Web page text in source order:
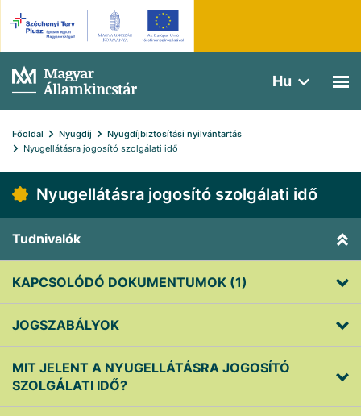
Hu
Főoldal Nyugdíj
Nyugdíjbiztosítási nyilvántartás
Nyugellátásra jogosító szolgálati idő
Nyugellátásra jogosító szolgálati idő
Tudnivalók
KAPCSOLÓDÓ DOKUMENTUMOK (1)
JOGSZABÁLYOK
MIT JELENT A NYUGELLÁTÁSRA JOGOSÍTÓ
SZOLGÁLATI IDŐ?